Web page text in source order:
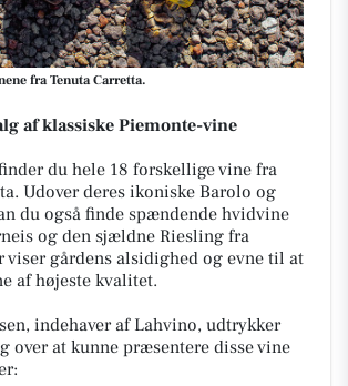
fra Tenuta Carretta.
af klassiske Piemonte-vine
du hele 18 forskellige vine fra
Udover deres ikoniske Barolo og
du også finde spændende hvidvine
og den sjældne Riesling fra
viser gårdens alsidighed og evne til at
af højeste kvalitet.
indehaver af Lahvino, udtrykker
over at kunne præsentere disse vine